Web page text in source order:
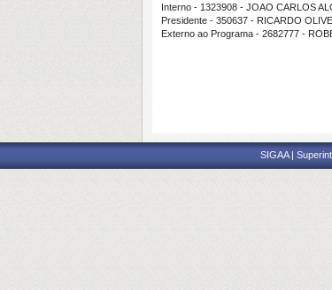
Interno - 1323908 - JOAO CARLOS
Presidente - 350637 - RICARDO
Externo ao Programa - 2682777 -
SIGAA |